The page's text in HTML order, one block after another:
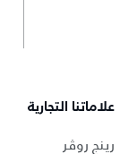
علاماتنا التجارية
رينج روڤر